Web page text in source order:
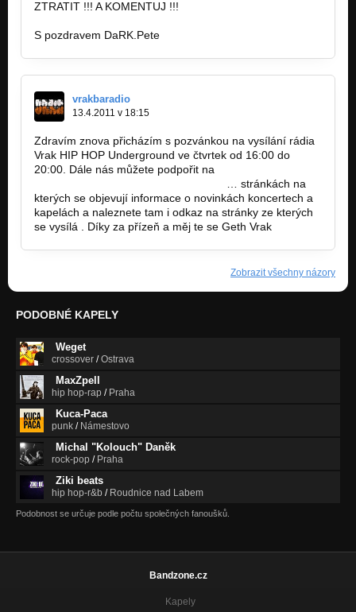
ZTRATIT !!! A KOMENTUJ !!!
S pozdravem DaRK.Pete
vrakbaradio
13.4.2011 v 18:15
Zdravím znova přicházím s pozvánkou na vysílání rádia
Vrak HIP HOP Underground ve čtvrtek od 16:00 do
20:00. Dále nás můžete podpořit na
… stránkách na
kterých se objevují informace o novinkách koncertech a
kapelách a naleznete tam i odkaz na stránky ze kterých
se vysílá . Díky za přízeň a měj te se Geth Vrak
Zobrazit všechny názory
PODOBNÉ KAPELY
Weget
crossover /Ostrava
MaxZpell
hip hop-rap / Praha
Kuca-Paca
punk / Námestovo
Michal "Kolouch" Daněk
rock-pop / Praha
Ziki beats
hip hop-r&b / Roudnice nad Labem
Podobnost se určuje podle počtu společných fanoušků.
Bandzone.cz
Kapely